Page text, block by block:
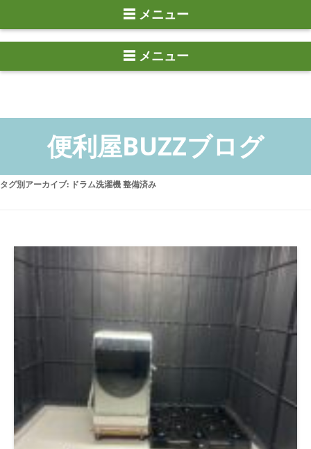
☰ メニュー
タグ別アーカイブ: ドラム洗濯機 整備済み